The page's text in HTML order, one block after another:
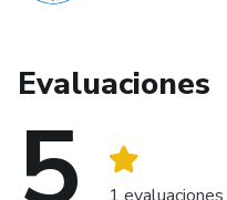
Evaluaciones
5 1 evaluaciones